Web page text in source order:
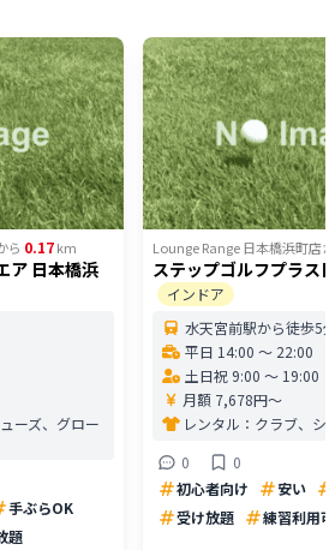
ら 0.17km
ア 日本橋浜
ーズ、グロー
手ぶらOK
題
Lounge Range 日本橋浜町店
ステップゴルフプラス
インドア
水天宮前駅から徒歩5
平日 14:00 〜 22:00
土日祝 9:00 〜 19:00
月額 7,678円〜
レンタル： クラブ、シ
0
0
初心者向け
安い
受け放題
練習利用可